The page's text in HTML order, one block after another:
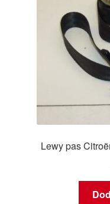
Lewy pas